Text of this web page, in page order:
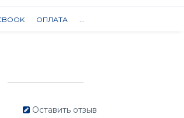
ОПЛАТА ...
Оставить отзыв